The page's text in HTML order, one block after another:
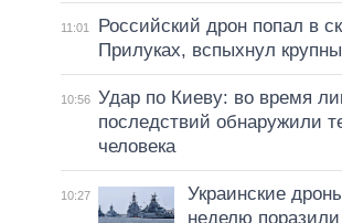
11:01
Российский дрон попал в
Прилуках, вспыхнул
10:56 Удар по Киеву: во время
последствий обнаружили
человека
10:27
Украинские
неделю